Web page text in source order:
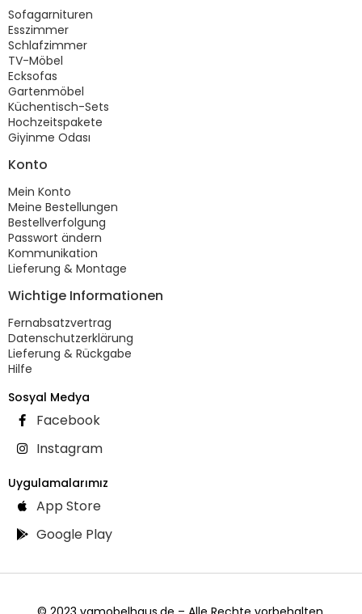
Sofagarnituren
Esszimmer
Schlafzimmer
TV-Möbel
Ecksofas
Gartenmöbel
Küchentisch-Sets
Hochzeitspakete
Giyinme Odası
Konto
Mein Konto
Meine Bestellungen
Bestellverfolgung
Passwort ändern
Kommunikation
Lieferung & Montage
Wichtige Informationen
Fernabsatzvertrag
Datenschutzerklärung
Lieferung & Rückgabe
Hilfe
Sosyal Medya
Facebook
Instagram
Uygulamalarımız
App Store
Google Play